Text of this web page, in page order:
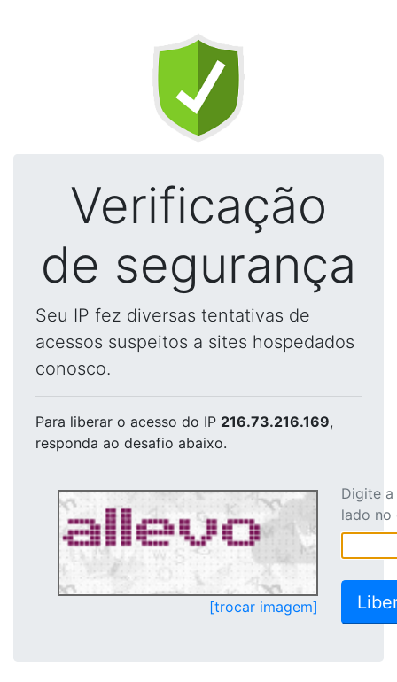
Verificação
de segurança
Seu IP fez diversas tentativas de
acessos suspeitos a sites hospedados
conosco.
Para liberar o acesso do IP 216.73.216.169,
responda ao desafio abaixo.
[trocar imagem]
Digite
lado no